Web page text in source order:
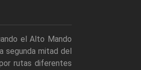
el Alto Mando
segunda mitad del
rutas diferentes